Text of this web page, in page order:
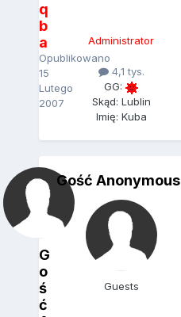
q
b
a
Opublikowano
15
Lutego
2007
Administrator
4,1 tys.
GG:
Skąd: Lublin
Imię: Kuba
G
o
ś
ć
Gość Anonymous
Guests